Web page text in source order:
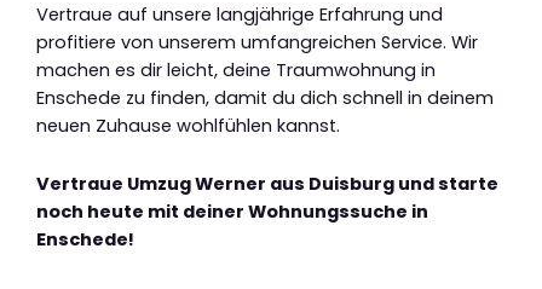
Vertraue auf unsere langjährige Erfahrung und
profitiere von unserem umfangreichen Service. Wir
machen es dir leicht, deine Traumwohnung in
Enschede zu finden, damit du dich schnell in deinem
neuen Zuhause wohlfühlen kannst.
Vertraue Umzug Werner aus Duisburg und starte
noch heute mit deiner Wohnungssuche in
Enschede!